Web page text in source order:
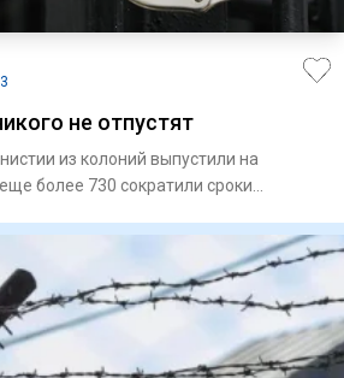
не отпустят
из колоний выпустили на
более 730 сократили сроки